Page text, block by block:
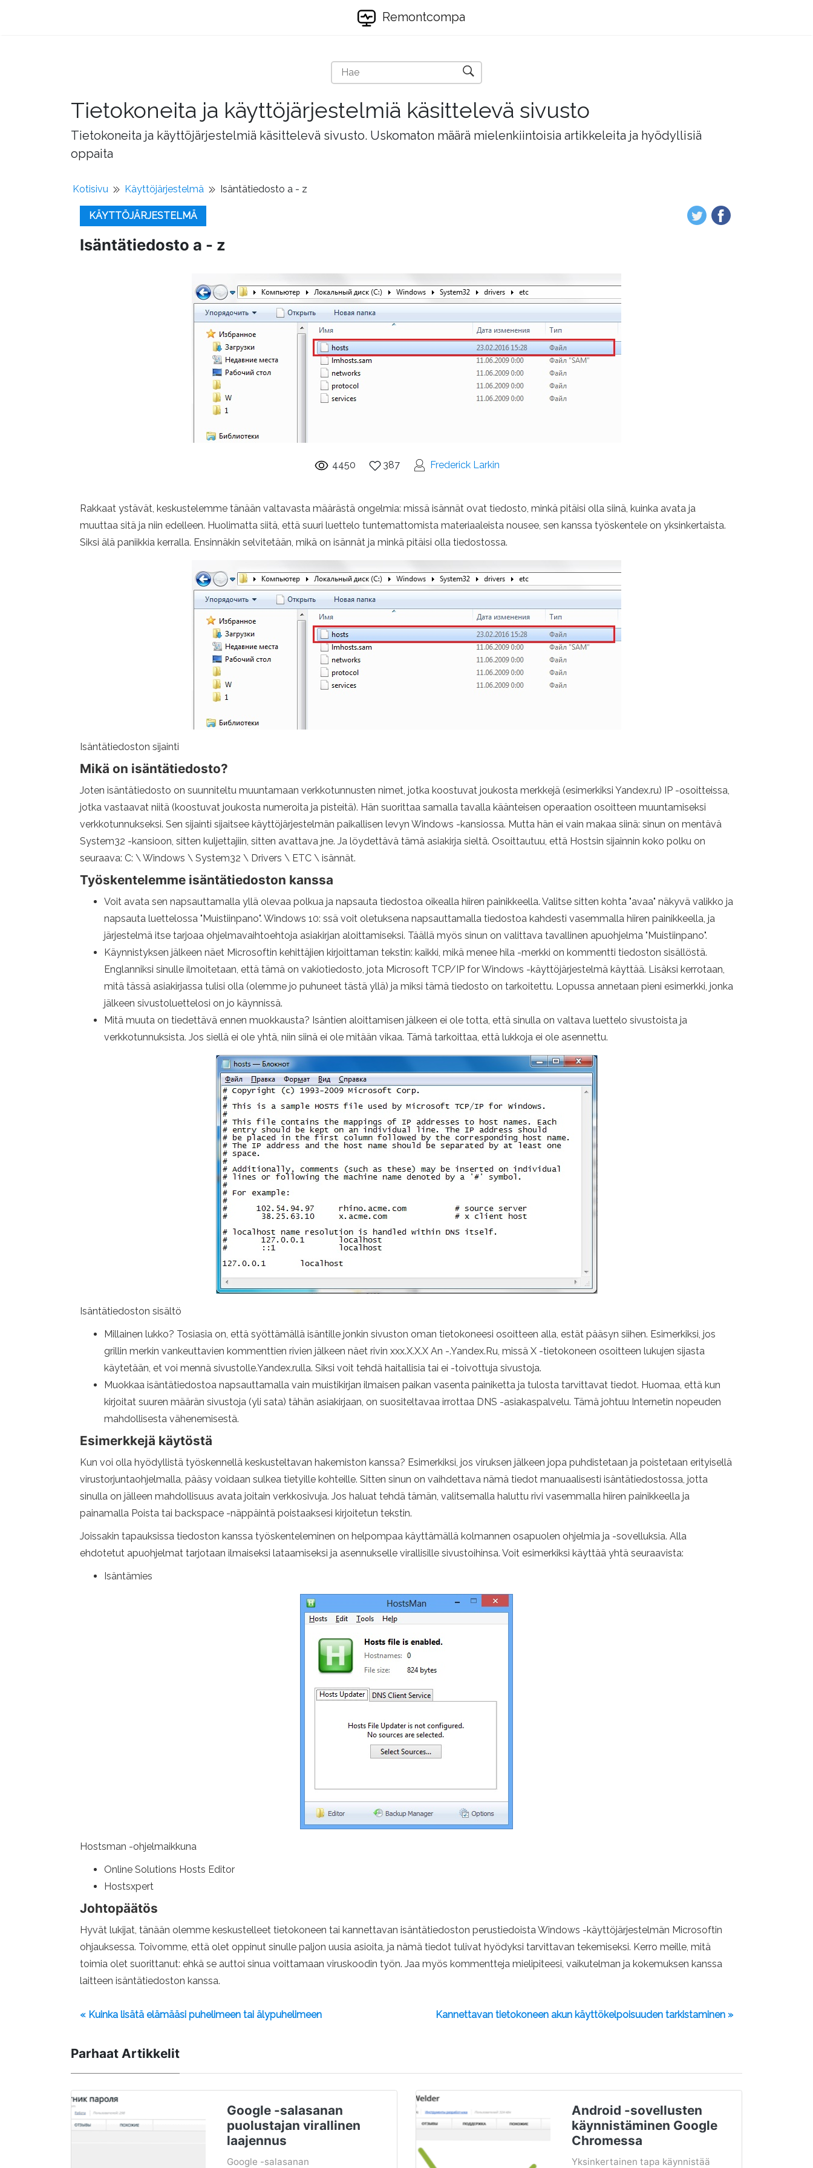
Remontcompa
Tietokoneita ja käyttöjärjestelmiä käsittelevä sivusto
Tietokoneita ja käyttöjärjestelmiä käsittelevä sivusto. Uskomaton määrä mielenkiintoisia artikkeleita ja hyödyllisiä
oppaita
Kotisivu Käyttöjärjestelmä Isäntätiedosto a - z
KÄYTTÖJÄRJESTELMÄ
Isäntätiedosto a - z
4450 387 Frederick Larkin
Rakkaat ystävät, keskustelemme tänään valtavasta määrästä ongelmia: missä isännät ovat tiedosto, minkä pitäisi olla siinä, kuinka avata ja
muuttaa sitä ja niin edelleen. Huolimatta siitä, että suuri luettelo tuntemattomista materiaaleista nousee, sen kanssa työskentele on yksinkertaista.
Siksi älä paniikkia kerralla. Ensinnäkin selvitetään, mikä on isännät ja minkä pitäisi olla tiedostossa.
Isäntätiedoston sijainti
Mikä on isäntätiedosto?
Joten isäntätiedosto on suunniteltu muuntamaan verkkotunnusten nimet, jotka koostuvat joukosta merkkejä (esimerkiksi Yandex.ru) IP -osoitteissa,
jotka vastaavat niitä (koostuvat joukosta numeroita ja pisteitä). Hän suorittaa samalla tavalla käänteisen operaation osoitteen muuntamiseksi
verkkotunnukseksi. Sen sijainti sijaitsee käyttöjärjestelmän paikallisen levyn Windows -kansiossa. Mutta hän ei vain makaa siinä: sinun on mentävä
System32 -kansioon, sitten kuljettajiin, sitten avattava jne. Ja löydettävä tämä asiakirja sieltä. Osoittautuu, että Hostsin sijainnin koko polku on
seuraava: C: \ Windows \ System32 \ Drivers \ ETC \ isännät.
Työskentelemme isäntätiedoston kanssa
Voit avata sen napsauttamalla yllä olevaa polkua ja napsauta tiedostoa oikealla hiiren painikkeella. Valitse sitten kohta "avaa" näkyvä valikko ja
napsauta luettelossa "Muistiinpano". Windows 10: ssä voit oletuksena napsauttamalla tiedostoa kahdesti vasemmalla hiiren painikkeella, ja
järjestelmä itse tarjoaa ohjelmavaihtoehtoja asiakirjan aloittamiseksi. Täällä myös sinun on valittava tavallinen apuohjelma "Muistiinpano".
Käynnistyksen jälkeen näet Microsoftin kehittäjien kirjoittaman tekstin: kaikki, mikä menee hila -merkki on kommentti tiedoston sisällöstä.
Englanniksi sinulle ilmoitetaan, että tämä on vakiotiedosto, jota Microsoft TCP/IP for Windows -käyttöjärjestelmä käyttää. Lisäksi kerrotaan,
mitä tässä asiakirjassa tulisi olla (olemme jo puhuneet tästä yllä) ja miksi tämä tiedosto on tarkoitettu. Lopussa annetaan pieni esimerkki, jonka
jälkeen sivustoluettelosi on jo käynnissä.
Mitä muuta on tiedettävä ennen muokkausta? Isäntien aloittamisen jälkeen ei ole totta, että sinulla on valtava luettelo sivustoista ja
verkkotunnuksista. Jos siellä ei ole yhtä, niin siinä ei ole mitään vikaa. Tämä tarkoittaa, että lukkoja ei ole asennettu.
Isäntätiedoston sisältö
Millainen lukko? Tosiasia on, että syöttämällä isäntille jonkin sivuston oman tietokoneesi osoitteen alla, estät pääsyn siihen. Esimerkiksi, jos
grillin merkin vankeuttavien kommenttien rivien jälkeen näet rivin xxx.X.X.X An -.Yandex.Ru, missä X -tietokoneen osoitteen lukujen sijasta
käytetään, et voi mennä sivustolle.Yandex.rulla. Siksi voit tehdä haitallisia tai ei -toivottuja sivustoja.
Muokkaa isäntätiedostoa napsauttamalla vain muistikirjan ilmaisen paikan vasenta painiketta ja tulosta tarvittavat tiedot. Huomaa, että kun
kirjoitat suuren määrän sivustoja (yli sata) tähän asiakirjaan, on suositeltavaa irrottaa DNS -asiakaspalvelu. Tämä johtuu Internetin nopeuden
mahdollisesta vähenemisestä.
Esimerkkejä käytöstä
Kun voi olla hyödyllistä työskennellä keskusteltavan hakemiston kanssa? Esimerkiksi, jos viruksen jälkeen jopa puhdistetaan ja poistetaan erityisellä
virustorjuntaohjelmalla, pääsy voidaan sulkea tietyille kohteille. Sitten sinun on vaihdettava nämä tiedot manuaalisesti isäntätiedostossa, jotta
sinulla on jälleen mahdollisuus avata joitain verkkosivuja. Jos haluat tehdä tämän, valitsemalla haluttu rivi vasemmalla hiiren painikkeella ja
painamalla Poista tai backspace -näppäintä poistaaksesi kirjoitetun tekstin.
Joissakin tapauksissa tiedoston kanssa työskenteleminen on helpompaa käyttämällä kolmannen osapuolen ohjelmia ja -sovelluksia. Alla
ehdotetut apuohjelmat tarjotaan ilmaiseksi lataamiseksi ja asennukselle virallisille sivustoihinsa. Voit esimerkiksi käyttää yhtä seuraavista:
Isäntämies
Hostsman -ohjelmaikkuna
Online Solutions Hosts Editor
Hostsxpert
Johtopäätös
Hyvät lukijat, tänään olemme keskustelleet tietokoneen tai kannettavan isäntätiedoston perustiedoista Windows -käyttöjärjestelmän Microsoftin
ohjauksessa. Toivomme, että olet oppinut sinulle paljon uusia asioita, ja nämä tiedot tulivat hyödyksi tarvittavan tekemiseksi. Kerro meille, mitä
toimia olet suorittanut: ehkä se auttoi sinua voittamaan viruskoodin työn. Jaa myös kommentteja mielipiteesi, vaikutelman ja kokemuksen kanssa
laitteen isäntätiedoston kanssa.
« Kuinka lisätä elämääsi puhelimeen tai älypuhelimeen Kannettavan tietokoneen akun käyttökelpoisuuden tarkistaminen »
Parhaat Artikkelit
Google -salasanan
puolustajan virallinen
laajennus
Google -salasanan
Android -sovellusten
käynnistäminen Google
Chromessa
Yksinkertainen tapa käynnistää